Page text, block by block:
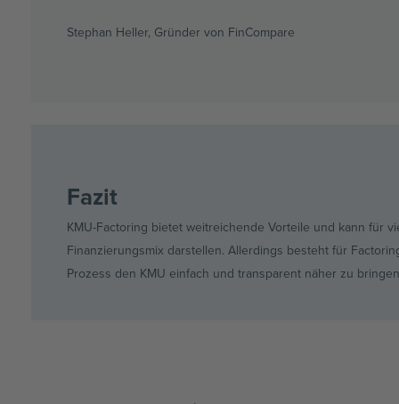
Stephan Heller, Gründer von FinCompare
Fazit
KMU-Factoring bietet weitreichende Vorteile und kann für
Finanzierungsmix darstellen. Allerdings besteht für
Prozess den KMU einfach und transparent näher zu